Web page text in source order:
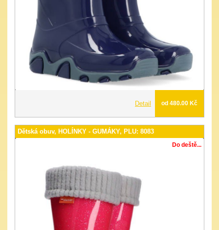
Detail od 480.00 Kč
Dětská obuv, HOLÍNKY - GUMÁKY, PLU: 8083
Do deště...